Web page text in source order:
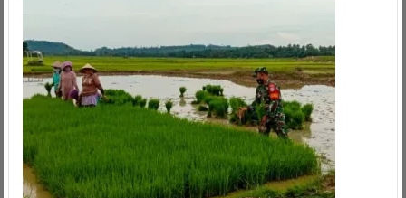
TANJUNG
TUKAL
DI
BALIK
BENCANA
BANJIR